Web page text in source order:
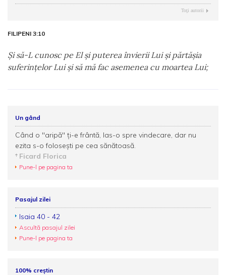
Toţi autorii
FILIPENI 3:10
Şi să-L cunosc pe El şi puterea învierii Lui şi părtăşia
suferinţelor Lui şi să mă fac asemenea cu moartea Lui;
Un gând
Când o "aripă" ţi-e frântă, las-o spre vindecare, dar nu
ezita s-o foloseşti pe cea sănătoasă.
Ficard Florica
Pune-l pe pagina ta
Pasajul zilei
Isaia 40 - 42
Ascultă pasajul zilei
Pune-l pe pagina ta
100% creștin